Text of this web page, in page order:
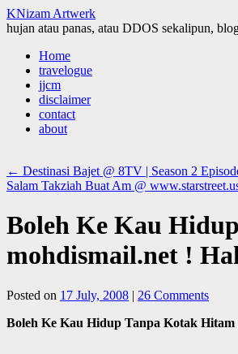
KNizam Artwerk
hujan atau panas, atau DDOS sekalipun,
Skip
content
Home
travelogue
jjcm
disclaimer
contact
about
← Destinasi Bajet @ 8TV | Season 2
Salam Takziah Buat Am @
Boleh Ke Kau
mohdismail.net !
Posted on 17 July, 2008 | 26 Comments
Boleh Ke Kau Hidup Tanpa Kotak